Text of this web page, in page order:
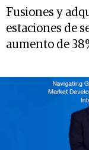
Fusiones y
estaciones de
aumento de